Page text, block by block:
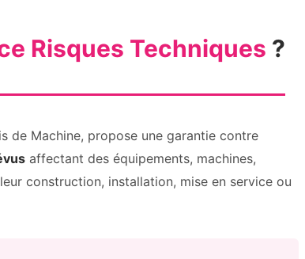
Risques Techniques ?
de Machine, propose une garantie contre
affectant des équipements, machines,
construction, installation, mise en service ou